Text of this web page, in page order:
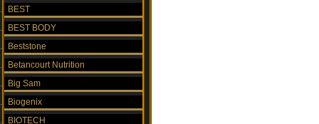
BEST
BEST BODY
Beststone
Betancourt Nutrition
Big Sam
Biogenix
BIOTECH